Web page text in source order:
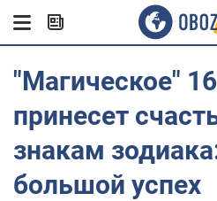
"Магическое"
принесет
знакам
большой успех